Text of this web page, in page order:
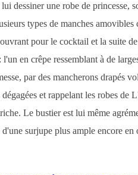
dessiner une robe de princesse,
types de manches amovibles
pour le cocktail et la suite
en crêpe ressemblant à de
par des mancherons drapés
et rappelant les robes de
Le bustier est lui même
surjupe plus ample encore en